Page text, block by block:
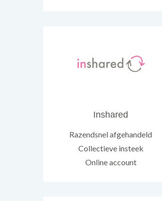
Inshared
Razendsnel afgehandeld
Collectieve insteek
Online account